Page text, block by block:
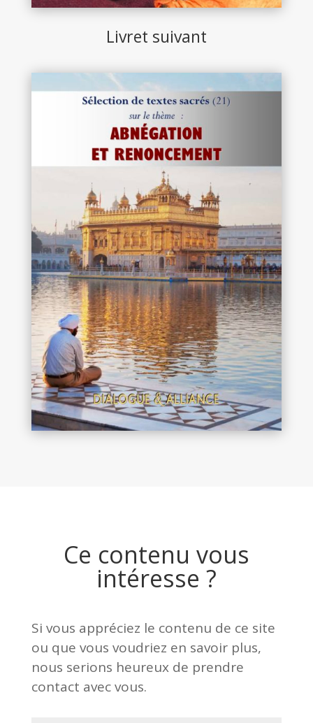
Livret suivant
Ce contenu vous
intéresse ?
Si vous appréciez le contenu de ce site
ou que vous voudriez en savoir plus,
nous serions heureux de prendre
contact avec vous.